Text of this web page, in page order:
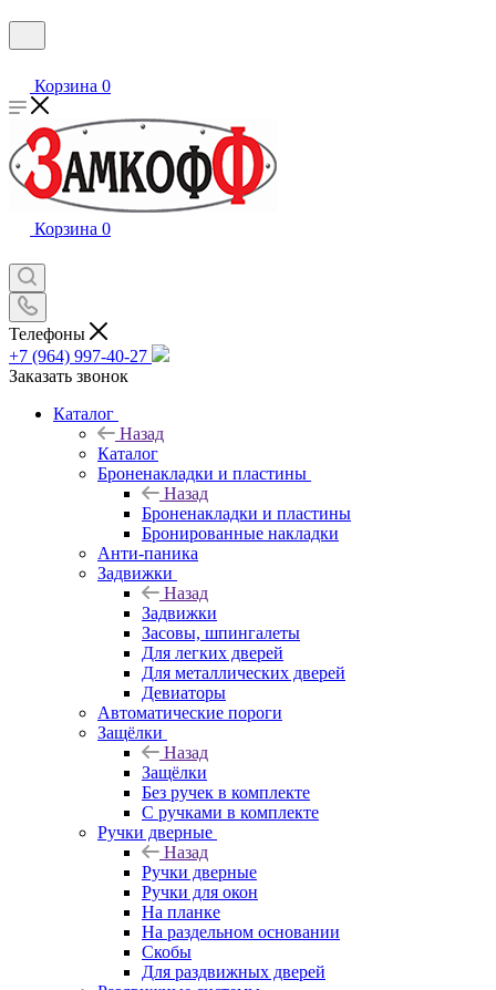
Корзина 0
Корзина 0
Телефоны
+7 (964) 997-40-27
Заказать звонок
Каталог
Назад
Каталог
Броненакладки и пластины
Назад
Броненакладки и пластины
Бронированные накладки
Анти-паника
Задвижки
Назад
Задвижки
Засовы, шпингалеты
Для легких дверей
Для металлических дверей
Девиаторы
Автоматические пороги
Защёлки
Назад
Защёлки
Без ручек в комплекте
С ручками в комплекте
Ручки дверные
Назад
Ручки дверные
Ручки для окон
На планке
На раздельном основании
Скобы
Для раздвижных дверей